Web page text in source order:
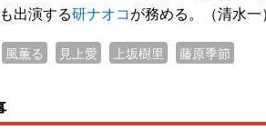
出演する研ナオコが務める。（清水一）
風薫る 見上愛 上坂樹里 藤原季節